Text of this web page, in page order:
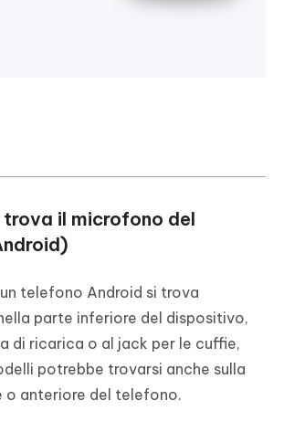
trova il microfono del
telefono Android si trova
parte inferiore del dispositivo,
di ricarica o al jack per le cuffie,
potrebbe trovarsi anche sulla
o anteriore del telefono.